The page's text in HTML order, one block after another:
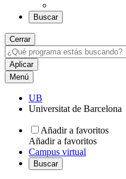
Buscar
Cerrar
Menú
UB
Universitat de Barcelona
Añadir a favoritos
Añadir a favoritos
Campus virtual
Buscar